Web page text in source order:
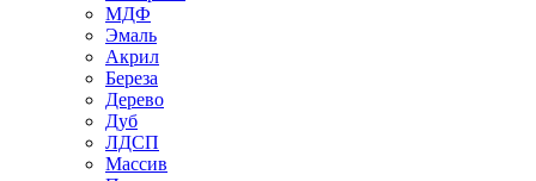
МДФ
Эмаль
Акрил
Береза
Дерево
Дуб
ЛДСП
Массив